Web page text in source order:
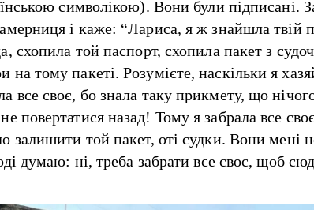
символікою). Вони були підписані.
і каже: “Лариса, я ж знайшла твій
схопила той паспорт, схопила пакет з
на тому пакеті. Розумієте, наскільки я
все своє, бо знала таку прикмету, що
повертатися назад! Тому я забрала все
залишити той пакет, оті судки. Вони мені
думаю: ні, треба забрати все своє, щоб